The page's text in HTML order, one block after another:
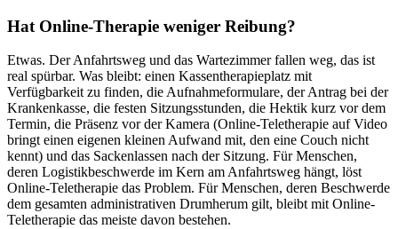
Hat Online-Therapie weniger Reibung?
Etwas. Der Anfahrtsweg und das Wartezimmer fallen weg, das ist
real spürbar. Was bleibt: einen Kassentherapieplatz mit
Verfügbarkeit zu finden, die Aufnahmeformulare, der Antrag bei der
Krankenkasse, die festen Sitzungsstunden, die Hektik kurz vor dem
Termin, die Präsenz vor der Kamera (Online-Teletherapie auf Video
bringt einen eigenen kleinen Aufwand mit, den eine Couch nicht
kennt) und das Sackenlassen nach der Sitzung. Für Menschen,
deren Logistikbeschwerde im Kern am Anfahrtsweg hängt, löst
Online-Teletherapie das Problem. Für Menschen, deren Beschwerde
dem gesamten administrativen Drumherum gilt, bleibt mit Online-
Teletherapie das meiste davon bestehen.